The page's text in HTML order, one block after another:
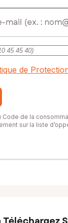
de
Code de la
sur la liste